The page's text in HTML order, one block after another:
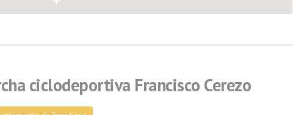
ciclodeportiva Francisco Cerezo